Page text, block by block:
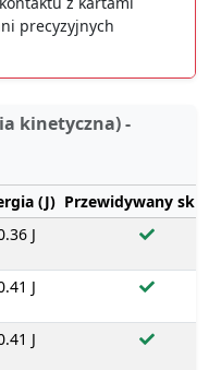
precyzyjnych
kinetyczna) -
(J) Przewidywany
J
J
J